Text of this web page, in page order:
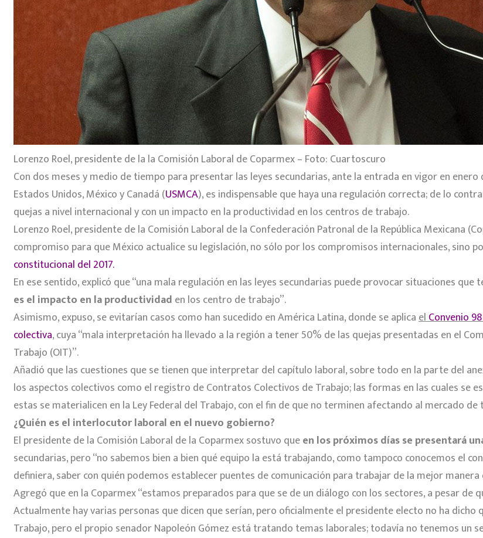
Lorenzo Roel, presidente de la la Comisión Laboral de Coparmex – Foto: Cuartoscuro
Con dos meses y medio de tiempo para presentar las leyes secundarias, ante la entrada en vigor en enero
Estados Unidos, México y Canadá (USMCA), es indispensable que haya una regulación correcta; de lo
quejas a nivel internacional y con un impacto en la productividad en los centros de trabajo.
Lorenzo Roel, presidente de la Comisión Laboral de la Confederación Patronal de la República Mexicana
compromiso para que México actualice su legislación, no sólo por los compromisos internacionales, sino
constitucional del 2017.
En ese sentido, explicó que “una mala regulación en las leyes secundarias puede provocar situaciones
es el impacto en la productividad en los centro de trabajo”.
Asimismo, expuso, se evitarían casos como han sucedido en América Latina, donde se aplicaelConvenio 98
colectiva, cuya “mala interpretación ha llevado a la región a tener 50% de las quejas presentadas en el
Trabajo (OIT)”.
Añadió que las cuestiones que se tienen que interpretar del capítulo laboral, sobre todo en la parte del
los aspectos colectivos como el registro de Contratos Colectivos de Trabajo; las formas en las cuales se
estas se materialicen en la Ley Federal del Trabajo, con el fin de que no terminen afectando al mercado de
¿Quién es el interlocutor laboral en el nuevo gobierno?
El presidente de la Comisión Laboral de la Coparmex sostuvo queen los próximos días se presentará
secundarias, pero “no sabemos bien a bien qué equipo la está trabajando, como tampoco conocemos el
definiera, saber con quién podemos establecer puentes de comunicación para trabajar de la mejor manera
Agregó que en la Coparmex “estamos preparados para que se de un diálogo con los sectores, a pesar
Actualmente hay varias personas que dicen que serían, pero oficialmente el presidente electo no ha dicho
Trabajo, pero el propio senador Napoleón Gómez está tratando temas laborales; todavía no tenemos un